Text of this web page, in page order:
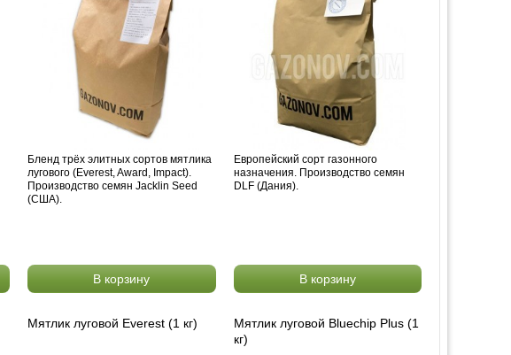
Бленд трёх элитных сортов мятлика
лугового (Everest, Award, Impact).
Производство семян Jacklin Seed
(США).
В корзину
Европейский сорт газонного
назначения. Производство семян
DLF (Дания).
В корзину
Мятлик луговой Everest (1 кг)
Мятлик луговой Bluechip Plus (1
кг)